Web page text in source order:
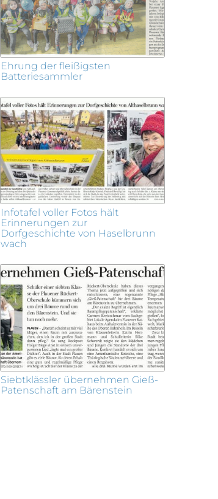
Ehrung der fleißigsten
Batteriesammler
Infotafel voller Fotos hält
Erinnerungen zur
Dorfgeschichte von Haselbrunn
wach
Siebtklässler übernehmen Gieß-
Patenschaft am Bärenstein